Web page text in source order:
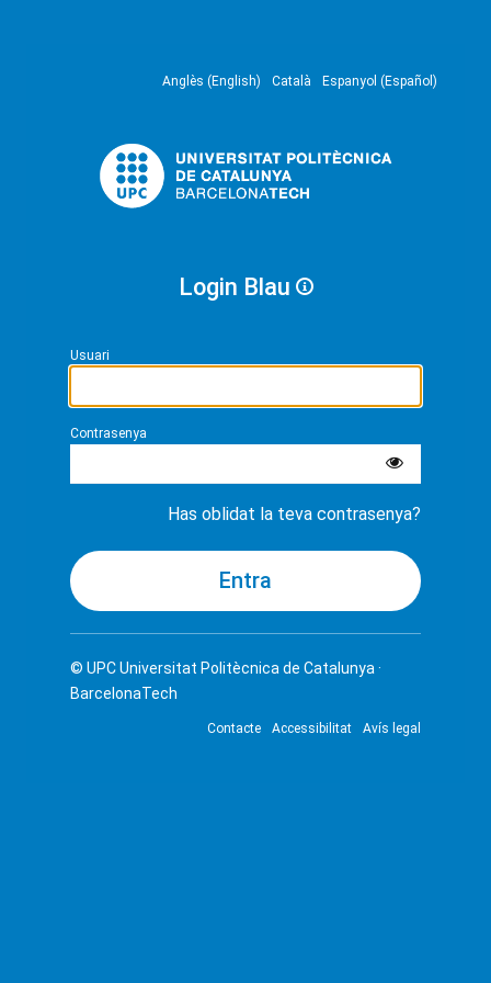
Anglès (English) Català Espanyol (Español)
Login Blau
Usuari
Contrasenya
Has oblidat la teva contrasenya?
© UPCUniversitat Politècnica de Catalunya ·
BarcelonaTech
Contacte Accessibilitat Avís legal